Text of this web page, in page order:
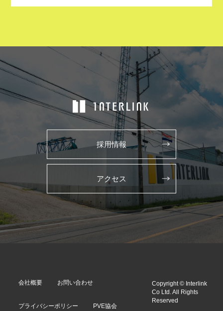
採用情報
アクセス
会社概要 お問い合わせ
プライバシーポリシー PVE協会
Copyright © Interlink
Co Ltd. All Rights
Reserved